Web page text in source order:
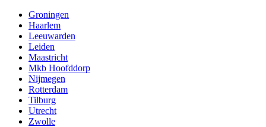
Groningen
Haarlem
Leeuwarden
Leiden
Maastricht
Mkb Hoofddorp
Nijmegen
Rotterdam
Tilburg
Utrecht
Zwolle